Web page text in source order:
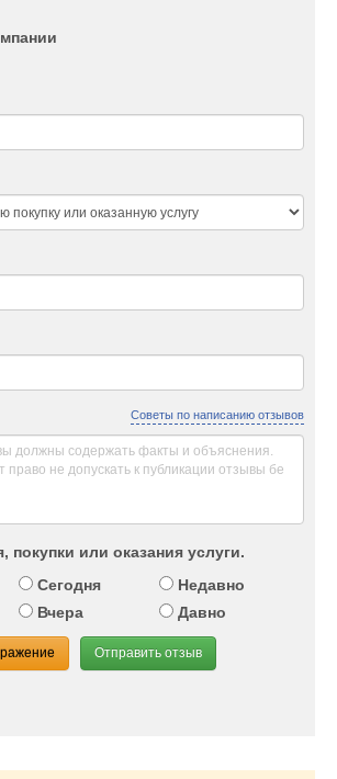
Советы по написанию отзывов
покупки или оказания услуги.
Сегодня
Недавно
Вчера Давно
Отправить отзыв